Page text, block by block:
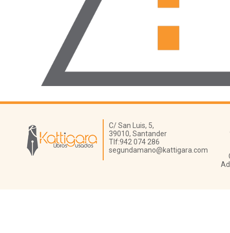
Librería Kattigara
C/ San Luis, 5,
39010, Santander
Tlf:942 074 286
segundamano@kattigara.com